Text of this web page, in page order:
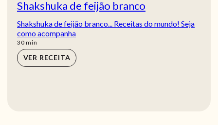
Shakshuka de feijão branco
Shakshuka de feijão branco... Receitas do mundo! Seja
como acompanha
30min
min
VER RECEITA